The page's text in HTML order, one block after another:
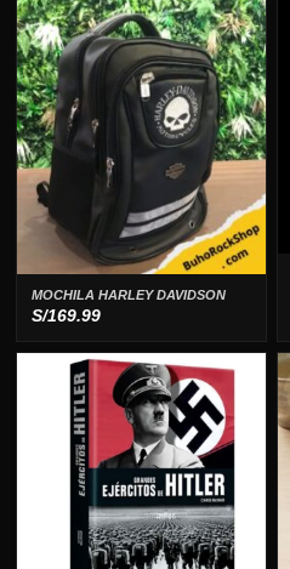
MOCHILA HARLEY DAVIDSON
S/169.99